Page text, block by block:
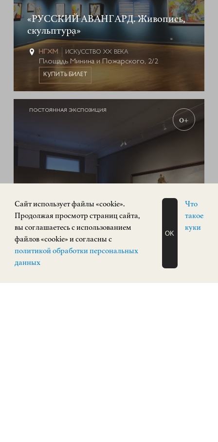
«РУССКИЙ АВАНГАРД. Живопись,
скульптура»
ИСКУССТВО XX ВЕКА
Площадь Минина и Пожарского, 2/2
КУПИТЬ БИЛЕТ
ПОСТОЯННАЯ ЭКСПОЗИЦИЯ
0+
Экспозиция «Русское искусство»
РУССКОЕ ИСКУССТВО
Кремль, корпус 3
ЗАПИСАТЬСЯ
НА ЭКСКУРСИЮ
Cайт использует файлы «cookie».
Продолжая просмотр страниц сайта,
вы соглашаетесь с использованием
файлов «cookie» и согласны с
политикой обработки персональных
данных
OK
Что
такое
куки